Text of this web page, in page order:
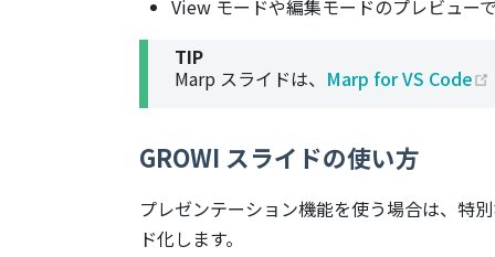
View モードや編集モードのプレビュー
TIP
Marp スライドは、 Marp for VS Code
GROWI スライドの使い方
プレゼンテーション機能を使う場合は、特
ド化します。